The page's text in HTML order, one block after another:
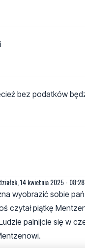
bez podatków
14 kwietnia 2025 -
wyobrazić sobie
czytał piątkę
palnijcie się w